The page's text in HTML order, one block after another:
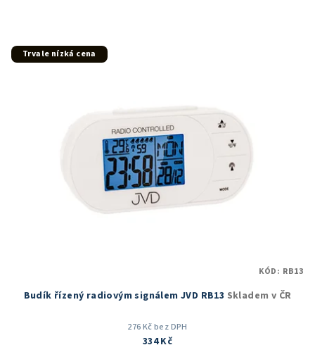
Trvale nízká cena
Budík řízený radiovým signálem JVD RB13 Skladem v ČR
276 Kč bez DPH
334 Kč
KÓD: RB13